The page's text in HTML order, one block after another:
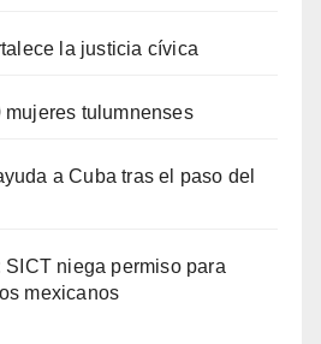
la justicia cívica
tulumnenses
a Cuba tras el paso del
SICT niega permiso para
mexicanos